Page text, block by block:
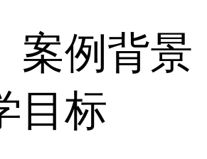
案例背景
目标